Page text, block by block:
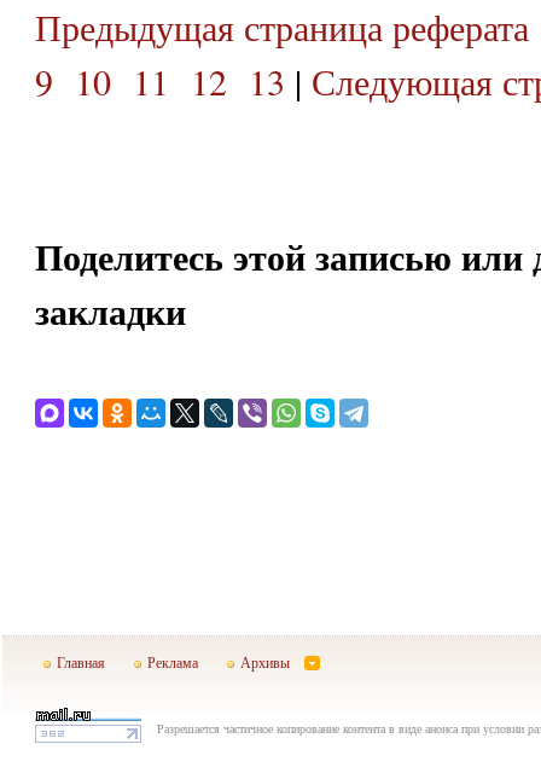
Предыдущая страница реферата
9 10 11 12 13 | Следующая
Поделитесь этой записью или
закладки
Главная Реклама Архивы
Разрешается частичное копирование контента в виде анонса при условии